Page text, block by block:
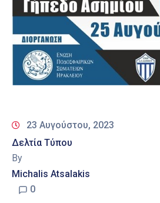
23 Αυγούστου, 2023
Δελτία Τύπου
By
Michalis Atsalakis
0